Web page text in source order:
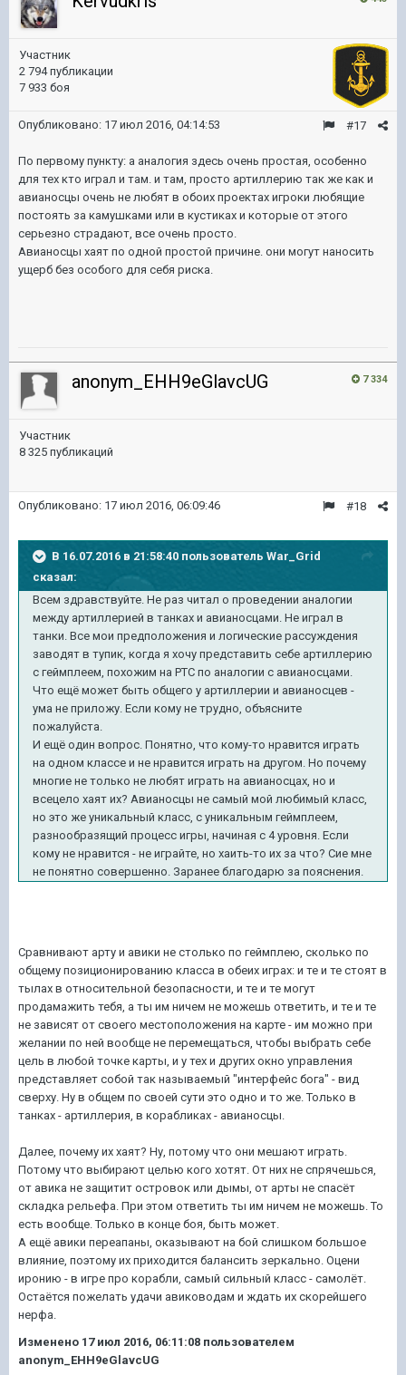
Участник
2 794 публикации
7 933 боя
#17
Опубликовано: 17 июл 2016, 04:14:53
По первому пункту: а аналогия здесь очень простая, особенно
для тех кто играл и там. и там, просто артиллерию так же как и
авианосцы очень не любят в обоих проектах игроки любящие
постоять за камушками или в кустиках и которые от этого
серьезно страдают, все очень просто.
Авианосцы хаят по одной простой причине. они могут наносить
ущерб без особого для себя риска.
7 334
anonym_EHH9eGlavcUG
Участник
8 325 публикаций
#18
Опубликовано: 17 июл 2016, 06:09:46
В 16.07.2016 в 21:58:40 пользователь War_Grid
сказал:
Всем здравствуйте. Не раз читал о проведении аналогии
между артиллерией в танках и авианосцами. Не играл в
танки. Все мои предположения и логические рассуждения
заводят в тупик, когда я хочу представить себе артиллерию
с геймплеем, похожим на РТС по аналогии с авианосцами.
Что ещё может быть общего у артиллерии и авианосцев -
ума не приложу. Если кому не трудно, объясните
пожалуйста.
И ещё один вопрос. Понятно, что кому-то нравится играть
на одном классе и не нравится играть на другом. Но почему
многие не только не любят играть на авианосцах, но и
всецело хаят их? Авианосцы не самый мой любимый класс,
но это же уникальный класс, с уникальным геймплеем,
разнообразящий процесс игры, начиная с 4 уровня. Если
кому не нравится - не играйте, но хаить-то их за что? Сие мне
не понятно совершенно. Заранее благодарю за пояснения.
Сравнивают арту и авики не столько по геймплею, сколько по
общему позиционированию класса в обеих играх: и те и те стоят в
тылах в относительной безопасности, и те и те могут
продамажить тебя, а ты им ничем не можешь ответить, и те и те
не зависят от своего местоположения на карте - им можно при
желании по ней вообще не перемещаться, чтобы выбрать себе
цель в любой точке карты, и у тех и других окно управления
представляет собой так называемый "интерфейс бога" - вид
сверху. Ну в общем по своей сути это одно и то же. Только в
танках - артиллерия, в корабликах - авианосцы.
Далее, почему их хаят? Ну, потому что они мешают играть.
Потому что выбирают целью кого хотят. От них не спрячешься,
от авика не защитит островок или дымы, от арты не спасёт
складка рельефа. При этом ответить ты им ничем не можешь. То
есть вообще. Только в конце боя, быть может.
А ещё авики переапаны, оказывают на бой слишком большое
влияние, поэтому их приходится балансить зеркально. Оцени
иронию - в игре про корабли, самый сильный класс - самолёт.
Остаётся пожелать удачи авиководам и ждать их скорейшего
нерфа.
Изменено 17 июл 2016, 06:11:08 пользователем
anonym_EHH9eGlavcUG